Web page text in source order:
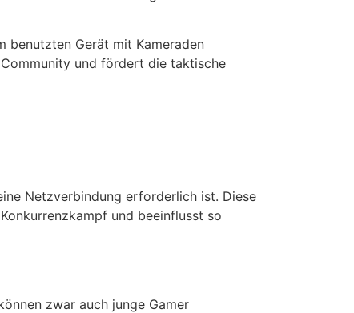
benutzten Gerät mit Kameraden
Community und fördert die taktische
Netzverbindung erforderlich ist. Diese
und beeinflusst so
zwar auch junge Gamer